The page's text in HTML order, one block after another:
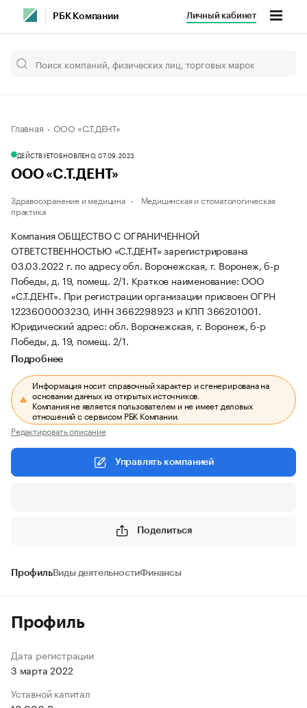
РБК Компании Личный кабинет
Главная ООО «С.Т.ДЕНТ»
ДЕЙСТВУЕТОБНОВЛЕНО, 07.09.2023
ООО «С.Т.ДЕНТ»
Здравоохранение и медицина
Медицинская и стоматологическая
практика
Компания ОБЩЕСТВО С ОГРАНИЧЕННОЙ
ОТВЕТСТВЕННОСТЬЮ «С.Т.ДЕНТ» зарегистрирована
03.03.2022 г. по адресу обл. Воронежская, г. Воронеж, б-р
Победы, д. 19, помещ. 2/1. Краткое наименование: ООО
«С.Т.ДЕНТ». При регистрации организации присвоен ОГРН
1223600003230, ИНН 3662298923 и КПП 366201001.
Юридический адрес: обл. Воронежская, г. Воронеж, б-р
Победы, д. 19, помещ. 2/1.
Подробнее
Информация носит справочный характер и сгенерирована на
основании данных из открытых источников.
Компания не является пользователем и не имеет деловых
отношений с сервисом РБК Компании.
Редактировать описание
Управлять компанией
Поделиться
ПрофильВиды деятельностиФинансы
Профиль
Дата регистрации
3 марта 2022
Уставной капитал